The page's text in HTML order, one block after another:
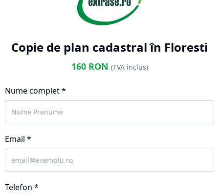
Copie de plan cadastral în Floresti
160RON (TVA inclus)
Nume complet *
Email *
Telefon *